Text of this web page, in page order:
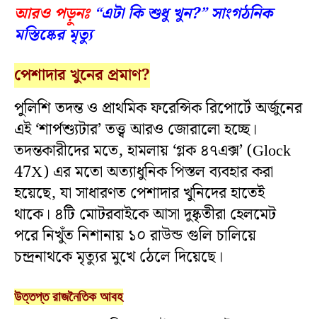
আরও পড়ুনঃ “এটা কি শুধু খুন?” সাংগঠনিক
মস্তিষ্কের মৃত্যু
পেশাদার খুনের প্রমাণ?
পুলিশি তদন্ত ও প্রাথমিক ফরেন্সিক রিপোর্টে অর্জুনের
এই ‘শার্পশ্যুটার’ তত্ত্ব আরও জোরালো হচ্ছে।
তদন্তকারীদের মতে, হামলায় ‘গ্লক ৪৭এক্স’ (Glock
47X) এর মতো অত্যাধুনিক পিস্তল ব্যবহার করা
হয়েছে, যা সাধারণত পেশাদার খুনিদের হাতেই
থাকে। ৪টি মোটরবাইকে আসা দুষ্কৃতীরা হেলমেট
পরে নিখুঁত নিশানায় ১০ রাউন্ড গুলি চালিয়ে
চন্দ্রনাথকে মৃত্যুর মুখে ঠেলে দিয়েছে।
উত্তপ্ত রাজনৈতিক আবহ